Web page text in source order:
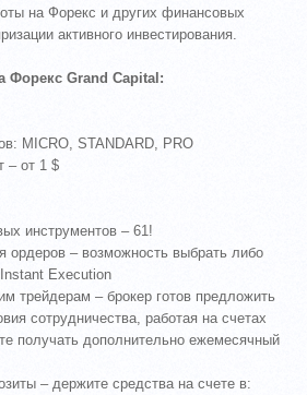
на Форекс и других финансовых
активного инвестирования.
Форекс Grand Capital:
MICRO, STANDARD, PRO
– от 1 $
инструментов – 61!
ордеров – возможность выбрать либо
Execution
трейдерам – брокер готов предложить
сотрудничества, работая на счетах
получать дополнительно ежемесячный
– держите средства на счете в: